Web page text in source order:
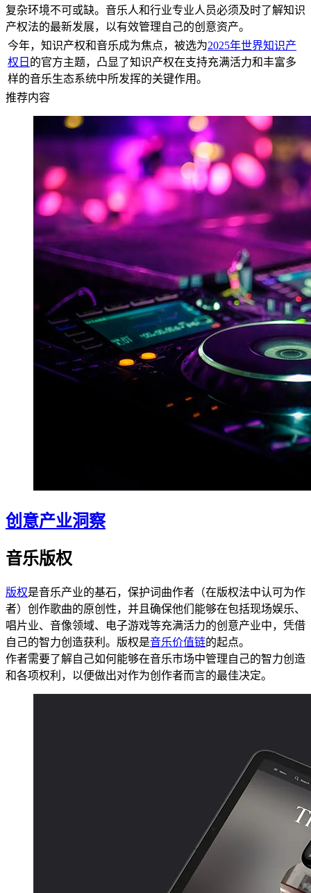
复杂环境不可或缺。音乐人和行业专业人员必须及时了解知识
产权法的最新发展，以有效管理自己的创意资产。
今年，知识产权和音乐成为焦点，被选为2025年世界知识产
权日 的官方主题，凸显了知识产权在支持充满活力和丰富多
样的音乐生态系统中所发挥的关键作用。
推荐内容
创意产业洞察
音乐版权
版权是音乐产业的基石，保护词曲作者（在版权法中认可为作
者）创作歌曲的原创性，并且确保他们能够在包括现场娱乐、
唱片业、音像领域、电子游戏等充满活力的创意产业中，凭借
自己的智力创造获利。版权是音乐价值链的起点。
作者需要了解自己如何能够在音乐市场中管理自己的智力创造
和各项权利，以便做出对作为创作者而言的最佳决定。